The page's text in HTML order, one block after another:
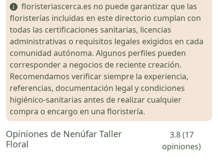
floristeriascerca.es no puede garantizar que las
floristerías incluidas en este directorio cumplan con
todas las certificaciones sanitarias, licencias
administrativas o requisitos legales exigidos en cada
comunidad autónoma. Algunos perfiles pueden
corresponder a negocios de reciente creación.
Recomendamos verificar siempre la experiencia,
referencias, documentación legal y condiciones
higiénico-sanitarias antes de realizar cualquier
compra o encargo en una floristería.
Opiniones de Nenúfar Taller
Floral
3.8 (17
opiniones)